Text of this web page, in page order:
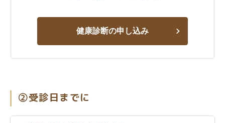
健康診断の申し込み
②受診日までに